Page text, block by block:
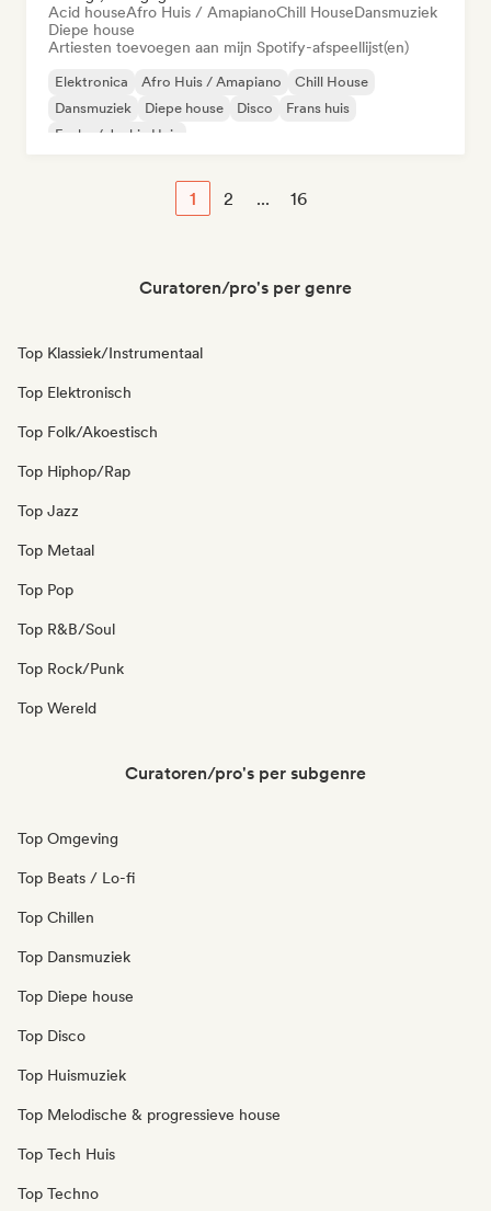
Acid houseAfro Huis / AmapianoChill HouseDansmuziek
Diepe house
Artiesten toevoegen aan mijn Spotify-afspeellijst(en)
Elektronica Afro Huis / Amapiano
Chill House
Dansmuziek
Diepe house Disco
Frans huis
Funky / Jackin Huis
1 2 ... 16
Curatoren/pro's per genre
Top Klassiek/Instrumentaal
Top Elektronisch
Top Folk/Akoestisch
Top Hiphop/Rap
Top Jazz
Top Metaal
Top Pop
Top R&B/Soul
Top Rock/Punk
Top Wereld
Curatoren/pro's per subgenre
Top Omgeving
Top Beats / Lo-fi
Top Chillen
Top Dansmuziek
Top Diepe house
Top Disco
Top Huismuziek
Top Melodische & progressieve house
Top Tech Huis
Top Techno